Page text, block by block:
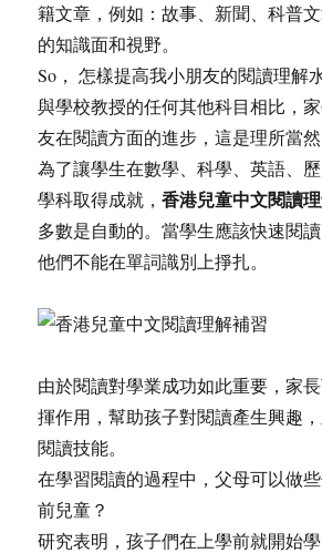
籍文章，例如：故事、新聞、科普
的知識面和視野。
So， 怎樣提高我小朋友的閱讀理解
與學校教授的任何其他科目相比，
友在閱讀方面的進步，這是理所當然
為了讓學生在數學、科學、英語、
學科取得成就，香港兒童中文閱讀
多數是自動的。當學生應該快速閱
他們不能在單詞識別上掙扎。
由於閱讀對學業成功如此重要，家
揮作用，幫助孩子對閱讀產生興趣
閱讀技能。
在學習閱讀的過程中，父母可以做
前兒童？
研究表明，孩子們在上學前就開始